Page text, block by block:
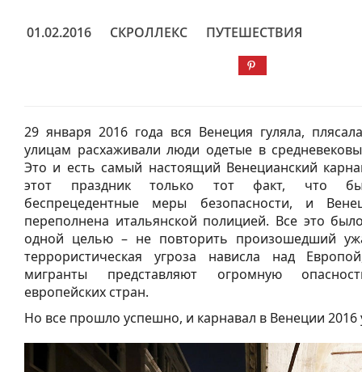
01.02.2016 СКРОЛЛЕКС ПУТЕШЕСТВИЯ
29 января 2016 года вся Венеция гуляла,
улицам расхаживали люди одетые в
Это и есть самый настоящий Венецианский
этот праздник только тот факт, что
беспрецедентные меры безопасности, и
переполнена итальянской полицией. Все это
одной целью – не повторить произошедший
террористическая угроза нависла над
мигранты представляют огромную
европейских стран.
Но все прошло успешно, и карнавал в Венеции 2016